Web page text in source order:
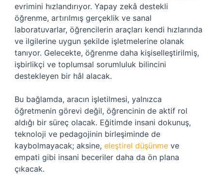
evrimini hızlandırıyor. Yapay zekâ destekli
öğrenme, artırılmış gerçeklik ve sanal
laboratuvarlar, öğrencilerin araçları kendi hızlarında
ve ilgilerine uygun şekilde işletmelerine olanak
tanıyor. Gelecekte, öğrenme daha kişiselleştirilmiş,
işbirlikçi ve toplumsal sorumluluk bilincini
destekleyen bir hâl alacak.
Bu bağlamda, aracın işletilmesi, yalnızca
öğretmenin görevi değil, öğrencinin de aktif rol
aldığı bir süreç olacak. Eğitimde insani dokunuş,
teknoloji ve pedagojinin birleşiminde de
kaybolmayacak; aksine, eleştirel düşünme ve
empati gibi insani beceriler daha da ön plana
çıkacak.